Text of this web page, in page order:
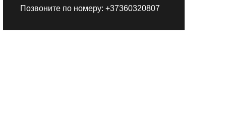
Позвоните по номеру: +37360320807